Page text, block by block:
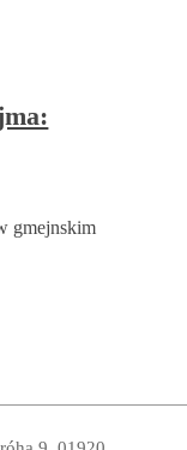
gmejnskim